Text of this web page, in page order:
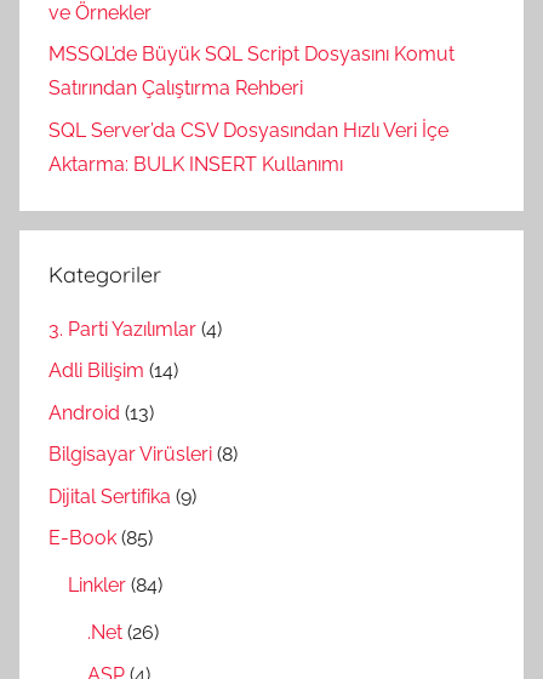
ve Örnekler
MSSQL’de Büyük SQL Script Dosyasını Komut
Satırından Çalıştırma Rehberi
SQL Server’da CSV Dosyasından Hızlı Veri İçe
Aktarma: BULK INSERT Kullanımı
Kategoriler
3. Parti Yazılımlar (4)
Adli Bilişim (14)
Android (13)
Bilgisayar Virüsleri (8)
Dijital Sertifika (9)
E-Book (85)
Linkler (84)
.Net (26)
ASP (4)